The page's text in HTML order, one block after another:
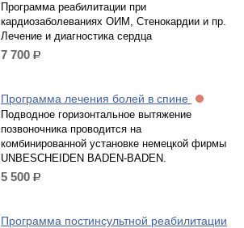
Программа реабилитации при
кардиозаболеваниях ОИМ, Стенокардии и пр.
Лечение и диагностика сердца
7 700 р.
Программа лечения болей в спине
Подводное горизонтальное вытяжение
позвоночника проводится на
комбинированной установке немецкой фирмы
UNBESCHEIDEN BADEN-BADEN.
5 500 р.
Программа постинсультной реабилитации